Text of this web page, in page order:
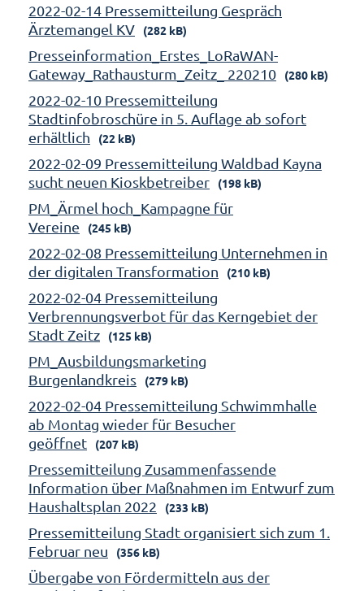
2022-02-14 Pressemitteilung Gespräch
Ärztemangel KV
(282 kB)
Presseinformation_Erstes_LoRaWAN-
Gateway_Rathausturm_Zeitz_ 220210
(280 kB)
2022-02-10 Pressemitteilung
Stadtinfobroschüre in 5. Auflage ab sofort
erhältlich
(22 kB)
2022-02-09 Pressemitteilung Waldbad Kayna
sucht neuen Kioskbetreiber
(198 kB)
PM_Ärmel hoch_Kampagne für
Vereine
(245 kB)
2022-02-08 Pressemitteilung Unternehmen in
der digitalen Transformation
(210 kB)
2022-02-04 Pressemitteilung
Verbrennungsverbot für das Kerngebiet der
Stadt Zeitz
(125 kB)
PM_Ausbildungsmarketing
Burgenlandkreis
(279 kB)
2022-02-04 Pressemitteilung Schwimmhalle
ab Montag wieder für Besucher
geöffnet
(207 kB)
Pressemitteilung Zusammenfassende
Information über Maßnahmen im Entwurf zum
Haushaltsplan 2022
(233 kB)
Pressemitteilung Stadt organisiert sich zum 1.
Februar neu
(356 kB)
Übergabe von Fördermitteln aus der